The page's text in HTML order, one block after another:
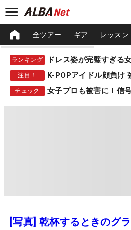
全ツアー ギア レッスン
ランキング ドレス姿が完璧すぎる
注目！
チェック
[写真] 乾杯するときのグ